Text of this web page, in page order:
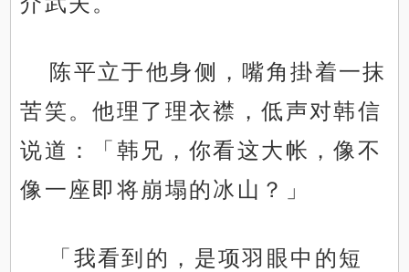
陈平立于他身侧，嘴角掛着一抹
苦笑。他理了理衣襟，低声对韩信
说道：「韩兄，你看这大帐，像不
像一座即将崩塌的冰山？」
「我看到的，是项羽眼中的短